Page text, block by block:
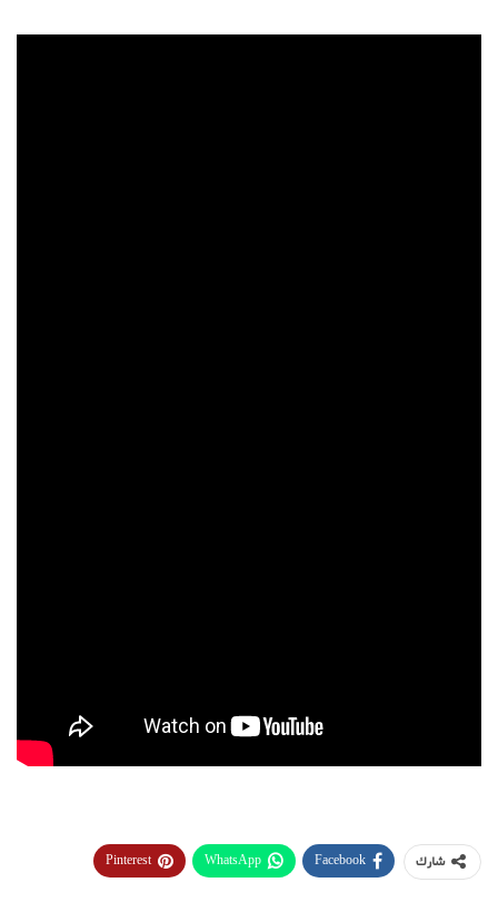
شارك Facebook
WhatsApp
Pinterest